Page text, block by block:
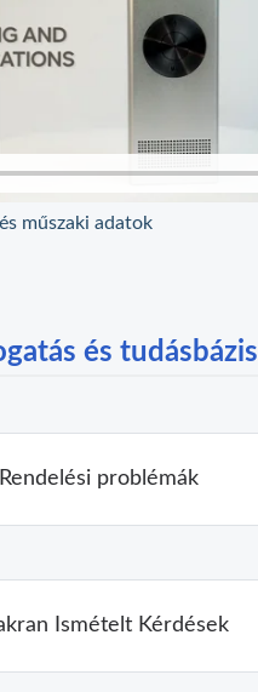
műszaki adatok
és tudásbázis
Rendelési problémák
Ismételt Kérdések